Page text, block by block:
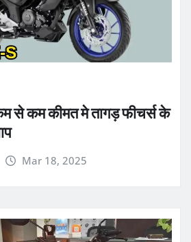
से कम कीमत मे तागड़ फीचर्स के
Mar 18, 2025